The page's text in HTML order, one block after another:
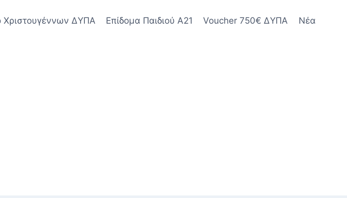
Χριστουγέννων ΔΥΠΑ Επίδομα Παιδιού Α21 Voucher 750€ ΔΥΠΑ Νέα